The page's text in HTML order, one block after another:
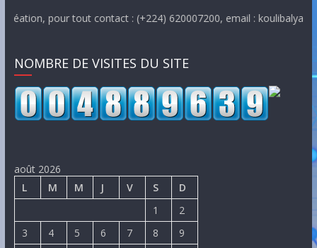
pour tout contact : (+224) 620007200, email :
NOMBRE DE VISITES DU SITE
août 2026
L
M M J V S D
1
2
3
4 5 6 7 8
9